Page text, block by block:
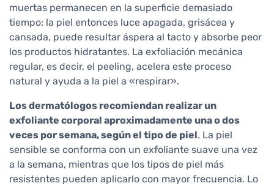
muertas permanecen en la superficie demasiado
tiempo: la piel entonces luce apagada, grisácea y
cansada, puede resultar áspera al tacto y absorbe peor
los productos hidratantes. La exfoliación mecánica
regular, es decir, el peeling, acelera este proceso
natural y ayuda a la piel a «respirar».
Los dermatólogos recomiendan realizar un
exfoliante corporal aproximadamente una o dos
veces por semana, según el tipo de piel. La piel
sensible se conforma con un exfoliante suave una vez
a la semana, mientras que los tipos de piel más
resistentes pueden aplicarlo con mayor frecuencia. Lo